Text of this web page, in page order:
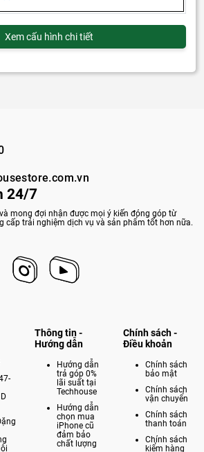
Xem cấu hình chi tiết
24/7
mong đợi nhận được mọi ý kiến đóng góp từ
cấp trải nghiệm dịch vụ và sản phẩm tốt hơn nữa.
Thông tin -
Hướng dẫn
Hướng dẫn
trả góp 0%
lãi suất tại
Techhouse
Hướng dẫn
chọn mua
iPhone cũ
đảm bảo
chất lượng
Chính sách -
Điều khoản
Chính sách
bảo mật
Chính sách
vận chuyển
Chính sách
thanh toán
Chính sách
kiểm hàng